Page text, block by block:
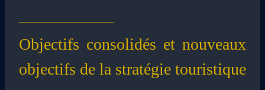
Objectifs consolidés et nouveaux
objectifs de la stratégie touristique